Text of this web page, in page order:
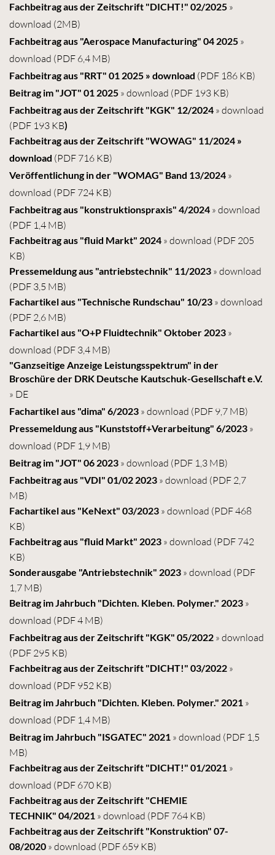
Fachbeitrag aus der Zeitschrift "DICHT!" 02/2025 »
download (2MB)
Fachbeitrag aus "Aerospace Manufacturing" 04 2025 »
download (PDF 6,4 MB)
Fachbeitrag aus "RRT" 01 2025 » download (PDF 186 KB)
Beitrag im "JOT" 01 2025 » download (PDF 193 KB)
Fachbeitrag aus der Zeitschrift "KGK" 12/2024 » download
(PDF 193 KB)
Fachbeitrag aus der Zeitschrift "WOWAG" 11/2024 »
download (PDF 716 KB)
Veröffentlichung in der "WOMAG" Band 13/2024 »
download (PDF 724 KB)
Fachbeitrag aus "konstruktionspraxis" 4/2024 » download
(PDF 1,4 MB)
Fachbeitrag aus "fluid Markt" 2024 » download (PDF 205
KB)
Pressemeldung aus "antriebstechnik" 11/2023 » download
(PDF 3,5 MB)
Fachartikel aus "Technische Rundschau" 10/23 » download
(PDF 2,6 MB)
Fachartikel aus "O+P Fluidtechnik" Oktober 2023 »
download (PDF 3,4 MB)
"Ganzseitige Anzeige Leistungsspektrum" in der
Broschüre der DRK Deutsche Kautschuk-Gesellschaft e.V.
» DE
Fachartikel aus "dima" 6/2023 » download (PDF 9,7 MB)
Pressemeldung aus "Kunststoff+Verarbeitung" 6/2023 »
download (PDF 1,9 MB)
Beitrag im "JOT" 06 2023 » download (PDF 1,3 MB)
Fachbeitrag aus "VDI" 01/02 2023 » download (PDF 2,7
MB)
Fachartikel aus "KeNext" 03/2023 » download (PDF 468
KB)
Fachbeitrag aus "fluid Markt" 2023 » download (PDF 742
KB)
Sonderausgabe "Antriebstechnik" 2023 » download (PDF
1,7 MB)
Beitrag im Jahrbuch "Dichten. Kleben. Polymer." 2023 »
download (PDF 4 MB)
Fachbeitrag aus der Zeitschrift "KGK" 05/2022 » download
(PDF 295 KB)
Fachbeitrag aus der Zeitschrift "DICHT!" 03/2022 »
download (PDF 952 KB)
Beitrag im Jahrbuch "Dichten. Kleben. Polymer." 2021 »
download (PDF 1,4 MB)
Beitrag im Jahrbuch "ISGATEC" 2021 » download (PDF 1,5
MB)
Fachbeitrag aus der Zeitschrift "DICHT!" 01/2021 »
download (PDF 670 KB)
Fachbeitrag aus der Zeitschrift "CHEMIE
TECHNIK" 04/2021 » download (PDF 764 KB)
Fachbeitrag aus der Zeitschrift "Konstruktion" 07-
08/2020 » download (PDF 659 KB)